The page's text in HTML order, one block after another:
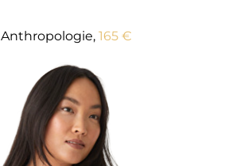
Anthropologie, 165 €